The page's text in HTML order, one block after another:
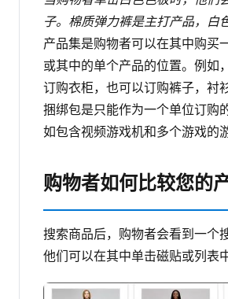
子。棉质弹力裤是主打产品，白
产品集是购物者可以在其中购买
或其中的单个产品的位置。例如
订购衣柜，也可以订购裤子，衬
捆绑包是只能作为一个单位订购
如包含视频游戏机和多个游戏的
购物者如何比较您的
搜索商品后，购物者会看到一个
他们可以在其中单击磁贴或列表